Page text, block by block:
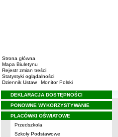
Strona główna
Mapa Biuletynu
Rejestr zmian treści
Statystyki oglądalności
Dziennik Ustaw
Monitor Polski
Menu
DEKLARACJA DOSTĘPNOŚCI
PONOWNE WYKORZYSTYWANIE
PLACÓWKI OŚWIATOWE
Przedszkola
Szkoły Podstawowe